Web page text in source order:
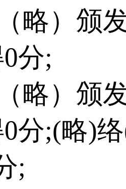
略）颁
分;
略）颁
分;(略)
;